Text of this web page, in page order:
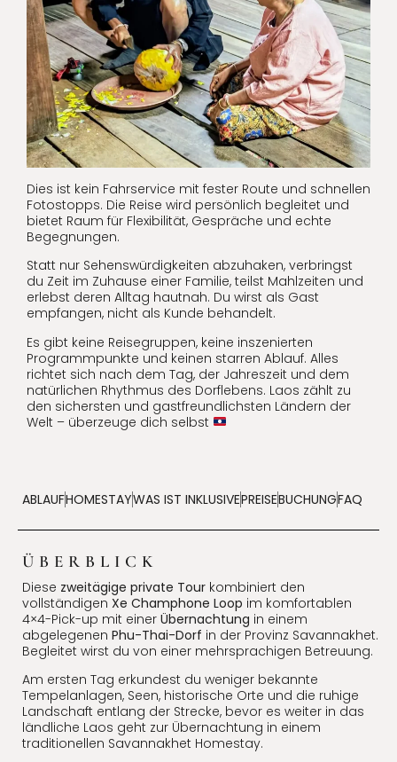
Dies ist kein Fahrservice mit fester Route und schnellen
Fotostopps. Die Reise wird persönlich begleitet und
bietet Raum für Flexibilität, Gespräche und echte
Begegnungen.
Statt nur Sehenswürdigkeiten abzuhaken, verbringst
du Zeit im Zuhause einer Familie, teilst Mahlzeiten und
erlebst deren Alltag hautnah. Du wirst als Gast
empfangen, nicht als Kunde behandelt.
Es gibt keine Reisegruppen, keine inszenierten
Programmpunkte und keinen starren Ablauf. Alles
richtet sich nach dem Tag, der Jahreszeit und dem
natürlichen Rhythmus des Dorflebens. Laos zählt zu
den sichersten und gastfreundlichsten Ländern der
Welt – überzeuge dich selbst
ABLAUFHOMESTAYWAS IST INKLUSIVEPREISEBUCHUNGFAQ
ÜBERBLICK
Diese zweitägige private Tour kombiniert den
vollständigen Xe Champhone Loop im komfortablen
4×4-Pick-up mit einer Übernachtung in einem
abgelegenen Phu-Thai-Dorf in der Provinz Savannakhet.
Begleitet wirst du von einer mehrsprachigen Betreuung.
Am ersten Tag erkundest du weniger bekannte
Tempelanlagen, Seen, historische Orte und die ruhige
Landschaft entlang der Strecke, bevor es weiter in das
ländliche Laos geht zur Übernachtung in einem
traditionellen Savannakhet Homestay.